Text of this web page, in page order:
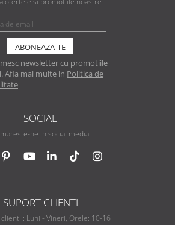
newsletter cu promotiile
Afla mai multe in Politica de
SOCIAL
ne in social media
SUPORT CLIENTI
clientii: Luni - Vineri, Orele: 10-16